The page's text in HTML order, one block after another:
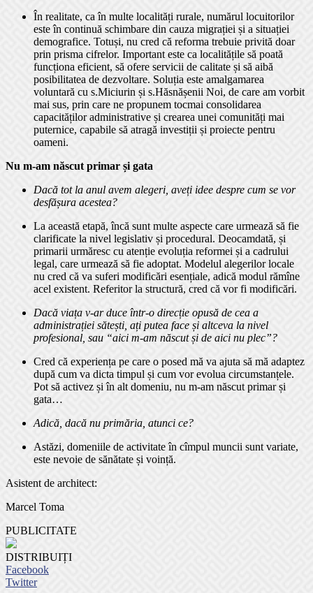
În realitate, ca în multe localități rurale, numărul locuitorilor
este în continuă schimbare din cauza migrației și a situației
demografice. Totuși, nu cred că reforma trebuie privită doar
prin prisma cifrelor. Important este ca localitățile să poată
funcționa eficient, să ofere servicii de calitate și să aibă
posibilitatea de dezvoltare. Soluția este amalgamarea
voluntară cu s.Miciurin și s.Hăsnășenii Noi, de care am vorbit
mai sus, prin care ne propunem tocmai consolidarea
capacităților administrative și crearea unei comunități mai
puternice, capabile să atragă investiții și proiecte pentru
oameni.
Nu m-am născut primar și gata
Dacă tot la anul avem alegeri, aveți idee despre cum se vor
desfășura acestea?
La această etapă, încă sunt multe aspecte care urmează să fie
clarificate la nivel legislativ și procedural. Deocamdată, și
primarii urmăresc cu atenție evoluția reformei și a cadrului
legal, care urmează să fie adoptat. Modelul alegerilor locale
nu cred că va suferi modificări esențiale, adică modul rămîne
acel existent. Referitor la structură, cred că vor fi modificări.
Dacă viața v-ar duce într-o direcție opusă de cea a
administrației sătești, ați putea face și altceva la nivel
profesional, sau “aici m-am născut și de aici nu plec”?
Cred că experiența pe care o posed mă va ajuta să mă adaptez
după cum va dicta timpul și cum vor evolua circumstanțele.
Pot să activez și în alt domeniu, nu m-am născut primar și
gata…
Adică, dacă nu primăria, atunci ce?
Astăzi, domeniile de activitate în cîmpul muncii sunt variate,
este nevoie de sănătate și voință.
Asistent de architect:
Marcel Toma
PUBLICITATE
DISTRIBUIȚI
Facebook
Twitter